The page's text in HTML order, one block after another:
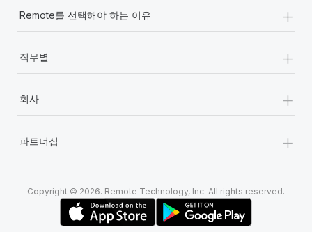
Remote를 선택해야 하는 이유 +
직무별 +
회사 +
파트너십 +
Copyright © 2026. Remote Technology, Inc. All rights reserved.